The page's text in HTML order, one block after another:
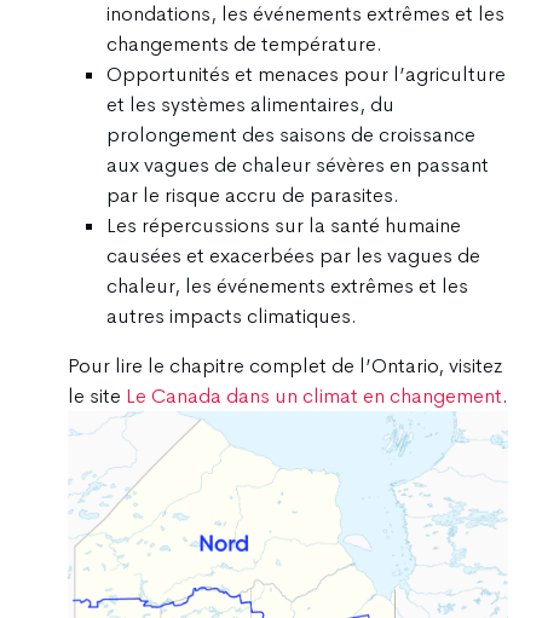
inondations, les événements extrêmes et les
changements de température.
Opportunités et menaces pour l’agriculture
et les systèmes alimentaires, du
prolongement des saisons de croissance
aux vagues de chaleur sévères en passant
par le risque accru de parasites.
Les répercussions sur la santé humaine
causées et exacerbées par les vagues de
chaleur, les événements extrêmes et les
autres impacts climatiques.
Pour lire le chapitre complet de l’Ontario, visitez
le site Le Canada dans un climat en changement.